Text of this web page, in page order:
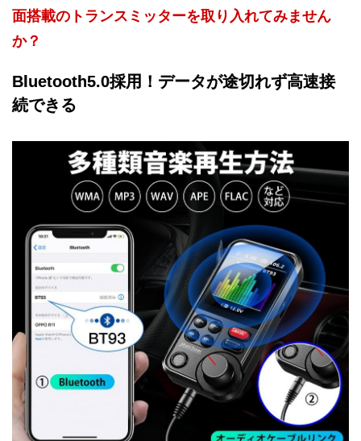
面搭載のトランスミッターを取り入れてみません
か？
Bluetooth5.0採用！データが途切れず高速接
続できる